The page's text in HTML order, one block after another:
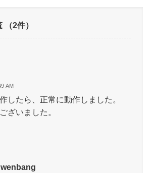
（2件）
AM
したら、正常に動作しました。
ざいました。
wenbang